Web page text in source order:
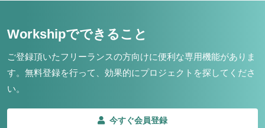
Workshipでできること
ご登録頂いたフリーランスの方向けに便利な専用機能がありま
す。 無料登録を行って、効果的にプロジェクトを探してくださ
い。
今すぐ会員登録